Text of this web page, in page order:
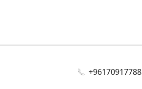
+96170917788